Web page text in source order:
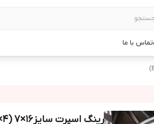
تماس با ما
رینگ اسپرت سایز۱۶×۷ (۴×۱۰۸) (BBS) دودی